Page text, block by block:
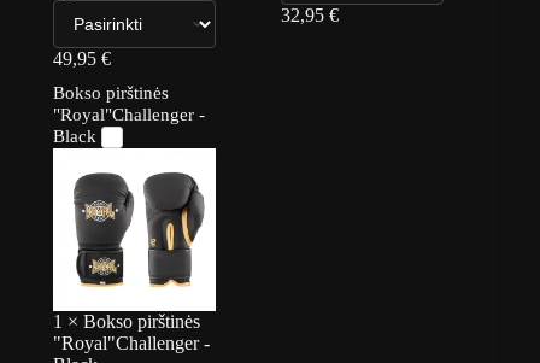
49,95€
32,95 €
Bokso pirštinės
"Royal"Challenger -
Black
1 ×Bokso pirštinės
"Royal"Challenger -